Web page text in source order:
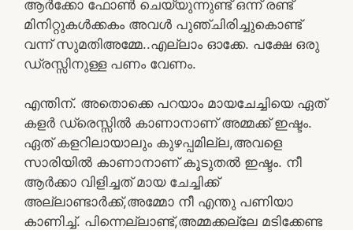
ആർക്കോ ഫോൺ ചെയ്യുന്നുണ്ട് ഒന്ന് രണ്ട്
മിനിറ്റുകൾക്കകം അവൾ പുഞ്ചിരിച്ചുകൊണ്ട്
വന്ന് സുമതിഅമ്മേ..എല്ലാം ഓക്കേ. പക്ഷേ ഒരു
ഡ്രസ്സിനുള്ള പണം വേണം.
എന്തിന്. അതൊക്കെ പറയാം മായചേച്ചിയെ ഏത്
കളർ ഡ്രെസ്സിൽ കാണാനാണ് അമ്മക്ക് ഇഷ്ടം.
ഏത് കളറിലായാലും കുഴപ്പമില്ല,അവളെ
സാരിയിൽ കാണാനാണ് കൂടുതൽ ഇഷ്ടം. നീ
ആർക്കാ വിളിച്ചത് മായ ചേച്ചിക്ക്
അല്ലാണ്ടാർക്ക്,അമ്മോ നീ എന്തു പണിയാ
കാണിച്ച്. പിന്നെല്ലാണ്ട്,അമ്മക്കല്ലേ മടിക്കേണ്ട